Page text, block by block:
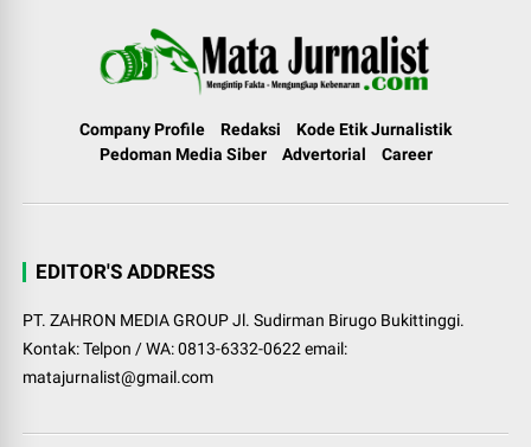
Company Profile Redaksi
Kode Etik Jurnalistik
Pedoman Media Siber
Advertorial Career
EDITOR'S ADDRESS
PT. ZAHRON MEDIA GROUP Jl. Sudirman Birugo Bukittinggi.
Kontak: Telpon / WA: 0813-6332-0622 email:
matajurnalist@gmail.com